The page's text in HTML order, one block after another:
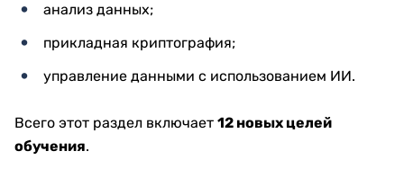
анализ данных;
прикладная криптография;
управление данными с использованием ИИ.
Всего этот раздел включает 12 новых целей
обучения.